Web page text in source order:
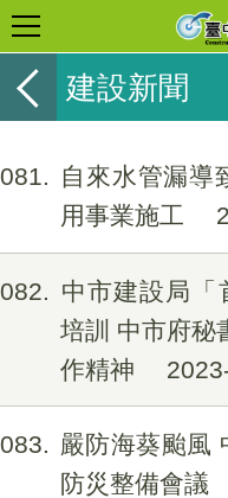
建設新聞
自來水管漏導
用事業施工
中市建設局「
培訓 中市府秘
作精神
嚴防海葵颱風
防災整備會議